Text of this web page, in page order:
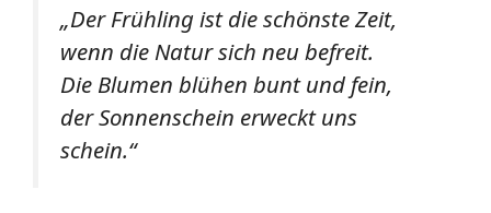
„Der Frühling ist die schönste Zeit,
wenn die Natur sich neu befreit.
Die Blumen blühen bunt und fein,
der Sonnenschein erweckt uns
schein.“